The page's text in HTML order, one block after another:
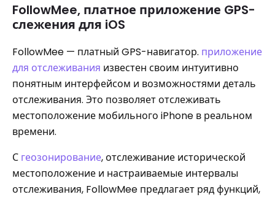
FollowMee, платное приложение GPS-
слежения для iOS
FollowMee — платный GPS-навигатор. приложение
для отслеживания известен своим интуитивно
понятным интерфейсом и возможностями деталь
отслеживания. Это позволяет отслеживать
местоположение мобильного iPhone в реальном
времени.
С геозонирование, отслеживание исторической
местоположение и настраиваемые интервалы
отслеживания, FollowMee предлагает ряд функций,